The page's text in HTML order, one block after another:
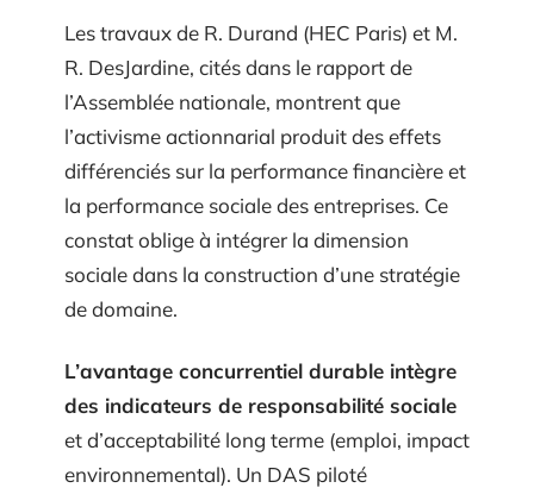
Les travaux de R. Durand (HEC Paris) et M.
R. DesJardine, cités dans le rapport de
l’Assemblée nationale, montrent que
l’activisme actionnarial produit des effets
différenciés sur la performance financière et
la performance sociale des entreprises. Ce
constat oblige à intégrer la dimension
sociale dans la construction d’une stratégie
de domaine.
L’avantage concurrentiel durable intègre
des indicateurs de responsabilité sociale
et d’acceptabilité long terme (emploi, impact
environnemental). Un DAS piloté